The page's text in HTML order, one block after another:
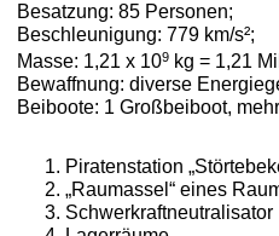
Be­satzung: 85 Personen;
Beschleunigung: 779 km/s²;
Masse: 1,21 x 109 kg = 1,21
Bewaff­nung: diverse
Bei­boote: 1 Großbeiboot,
Piratenstation
„Raumassel“ eines
Schwerkraftneutralisator